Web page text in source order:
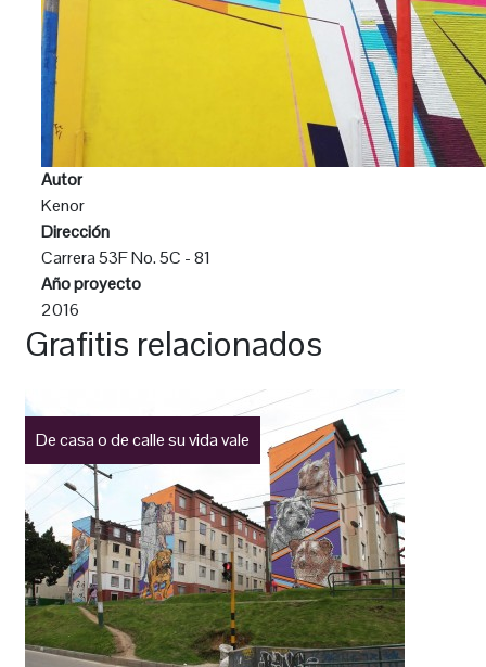
Autor
Kenor
Dirección
Carrera 53F No. 5C - 81
Año proyecto
2016
Grafitis relacionados
De casa o de calle su vida vale